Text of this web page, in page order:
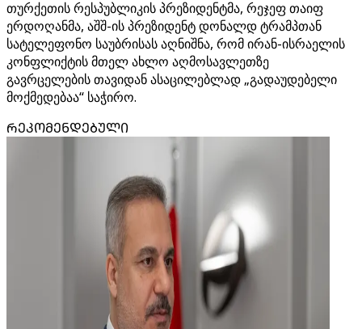
თურქეთის რესპუბლიკის პრეზიდენტმა, რეჯეფ თაიფ
ერდოღანმა, აშშ-ის პრეზიდენტ დონალდ ტრამპთან
სატელეფონო საუბრისას აღნიშნა, რომ ირან-ისრაელის
კონფლიქტის მთელ ახლო აღმოსავლეთზე
გავრცელების თავიდან ასაცილებლად „გადაუდებელი
მოქმედებაა“ საჭირო.
ᲠᲔᲙᲝᲛᲔᲜᲓᲔᲑᲣᲚᲘ